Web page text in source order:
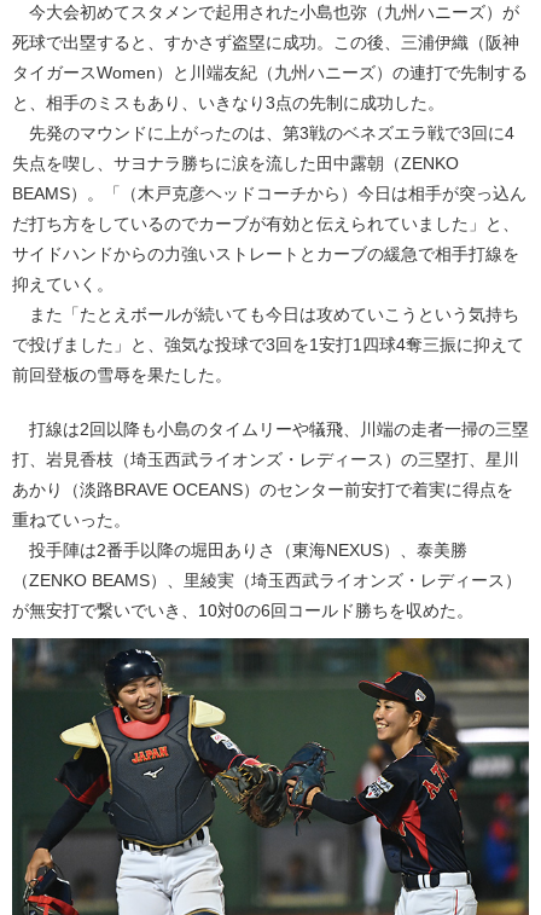
今大会初めてスタメンで起用された小島也弥（九州ハニーズ）が
死球で出塁すると、すかさず盗塁に成功。この後、三浦伊織（阪神
タイガースWomen）と川端友紀（九州ハニーズ）の連打で先制する
と、相手のミスもあり、いきなり3点の先制に成功した。
先発のマウンドに上がったのは、第3戦のベネズエラ戦で3回に4
失点を喫し、サヨナラ勝ちに涙を流した田中露朝（ZENKO
BEAMS）。「（木戸克彦ヘッドコーチから）今日は相手が突っ込ん
だ打ち方をしているのでカーブが有効と伝えられていました」と、
サイドハンドからの力強いストレートとカーブの緩急で相手打線を
抑えていく。
また「たとえボールが続いても今日は攻めていこうという気持ち
で投げました」と、強気な投球で3回を1安打1四球4奪三振に抑えて
前回登板の雪辱を果たした。
打線は2回以降も小島のタイムリーや犠飛、川端の走者一掃の三塁
打、岩見香枝（埼玉西武ライオンズ・レディース）の三塁打、星川
あかり（淡路BRAVE OCEANS）のセンター前安打で着実に得点を
重ねていった。
投手陣は2番手以降の堀田ありさ（東海NEXUS）、泰美勝
（ZENKO BEAMS）、里綾実（埼玉西武ライオンズ・レディース）
が無安打で繋いでいき、10対0の6回コールド勝ちを収めた。